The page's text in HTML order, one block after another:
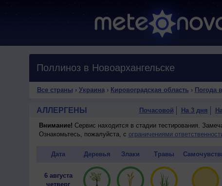
Поллиноз в Новоархангельске
Все страны › Украина› Кировоградская область › Погода
АЛЛЕРГЕНЫ Почасовой На 3 дня
Внимание! Сервис находится в стадии тестирования.
Ознакомьтесь, пожалуйста, с ограничениями
Дата Деревья Злаки Травы
6 августа
четверг